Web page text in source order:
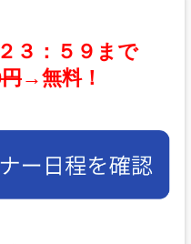
３：５９まで
→無料！